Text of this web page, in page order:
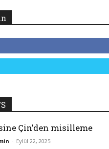
Çin’den misilleme
- Eylül 22, 2025